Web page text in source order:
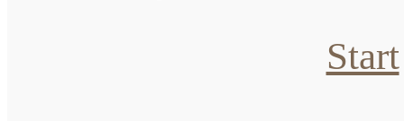
Start